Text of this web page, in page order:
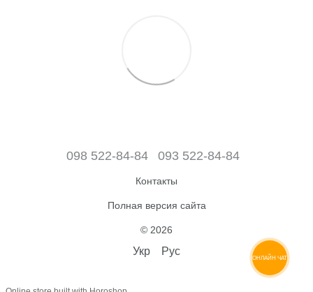
098 522-84-84 093 522-84-84
Контакты
Полная версия сайта
© 2026
Укр Рус
ОНЛАЙН ЧАТ